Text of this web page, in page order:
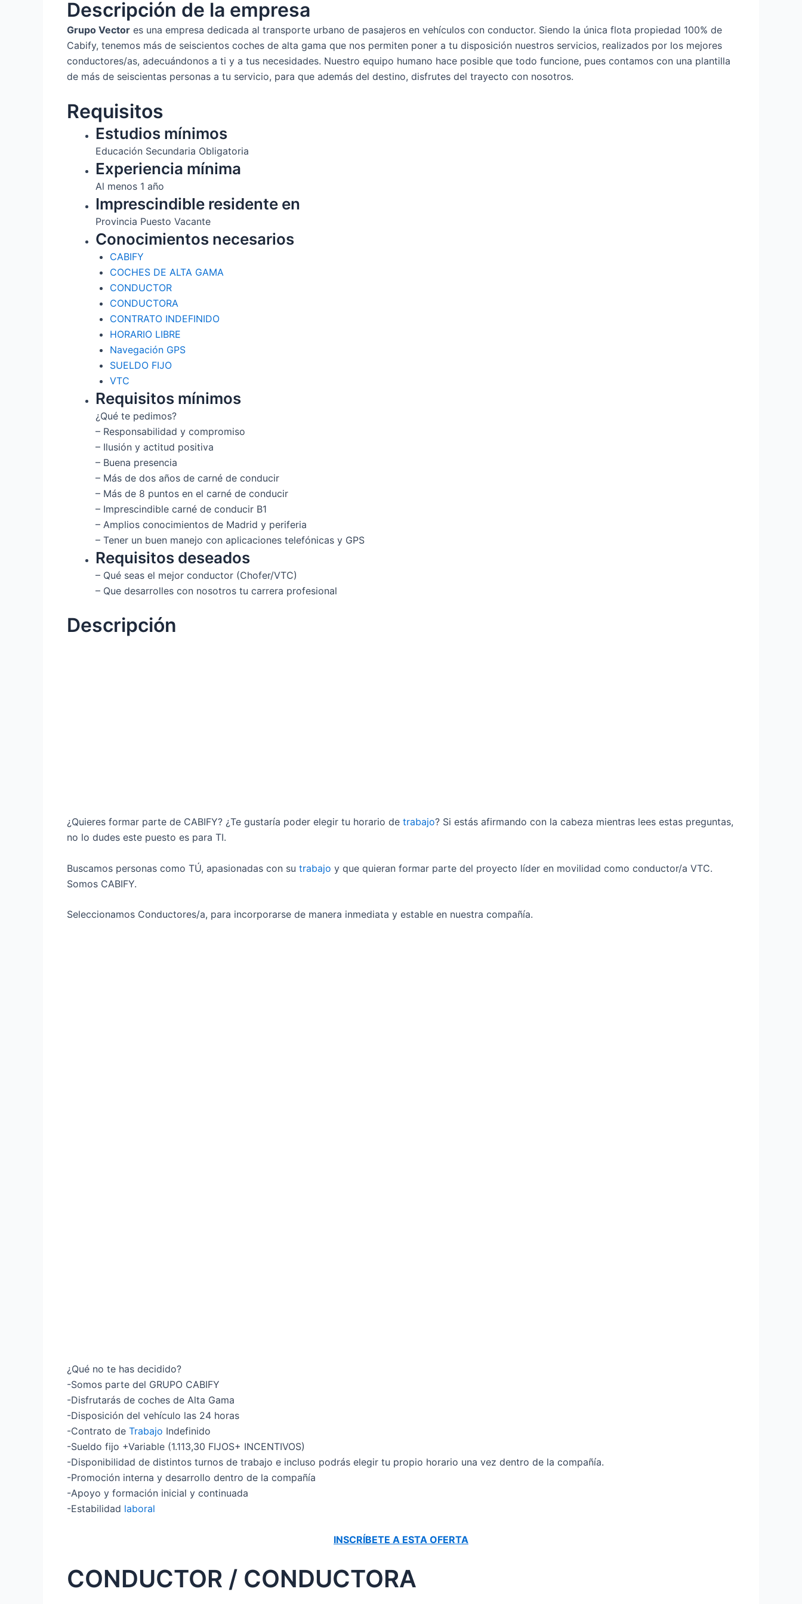
Descripción de la empresa
Grupo Vector es una empresa dedicada al transporte urbano de pasajeros en vehículos con conductor. Siendo la única flota propiedad 100% de
Cabify, tenemos más de seiscientos coches de alta gama que nos permiten poner a tu disposición nuestros servicios, realizados por los mejores
conductores/as, adecuándonos a ti y a tus necesidades. Nuestro equipo humano hace posible que todo funcione, pues contamos con una plantilla
de más de seiscientas personas a tu servicio, para que además del destino, disfrutes del trayecto con nosotros.
Requisitos
Estudios mínimos
Educación Secundaria Obligatoria
Experiencia mínima
Al menos 1 año
Imprescindible residente en
Provincia Puesto Vacante
Conocimientos necesarios
CABIFY
COCHES DE ALTA GAMA
CONDUCTOR
CONDUCTORA
CONTRATO INDEFINIDO
HORARIO LIBRE
Navegación GPS
SUELDO FIJO
VTC
Requisitos mínimos
¿Qué te pedimos?
– Responsabilidad y compromiso
– Ilusión y actitud positiva
– Buena presencia
– Más de dos años de carné de conducir
– Más de 8 puntos en el carné de conducir
– Imprescindible carné de conducir B1
– Amplios conocimientos de Madrid y periferia
– Tener un buen manejo con aplicaciones telefónicas y GPS
Requisitos deseados
– Qué seas el mejor conductor (Chofer/VTC)
– Que desarrolles con nosotros tu carrera profesional
Descripción
¿Quieres formar parte de CABIFY? ¿Te gustaría poder elegir tu horario de trabajo? Si estás afirmando con la cabeza mientras lees estas preguntas,
no lo dudes este puesto es para TI.
Buscamos personas como TÚ, apasionadas con su trabajo y que quieran formar parte del proyecto líder en movilidad como conductor/a VTC.
Somos CABIFY.
Seleccionamos Conductores/a, para incorporarse de manera inmediata y estable en nuestra compañía.
¿Qué no te has decidido?
-Somos parte del GRUPO CABIFY
-Disfrutarás de coches de Alta Gama
-Disposición del vehículo las 24 horas
-Contrato de Trabajo Indefinido
-Sueldo fijo +Variable (1.113,30 FIJOS+ INCENTIVOS)
-Disponibilidad de distintos turnos de trabajo e incluso podrás elegir tu propio horario una vez dentro de la compañía.
-Promoción interna y desarrollo dentro de la compañía
-Apoyo y formación inicial y continuada
-Estabilidad laboral
INSCRÍBETE A ESTA OFERTA
CONDUCTOR / CONDUCTORA